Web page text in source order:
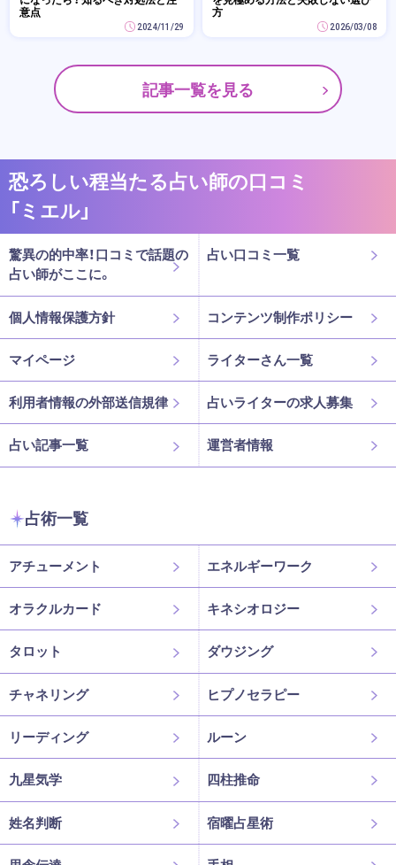
意点
2024/11/29
方
2026/03/08
記事一覧を見る
恐ろしい程当たる占い師の口コミ
「ミエル」
驚異の的中率！口コミで話題の
占い師がここに。
占い口コミ一覧
個人情報保護方針 コンテンツ制作ポリシー
マイページ ライターさん一覧
利用者情報の外部送信規律 占いライターの求人募集
占い記事一覧 運営者情報
占術一覧
アチューメント エネルギーワーク
オラクルカード キネシオロジー
タロット ダウジング
チャネリング ヒプノセラピー
リーディング ルーン
九星気学 四柱推命
姓名判断 宿曜占星術